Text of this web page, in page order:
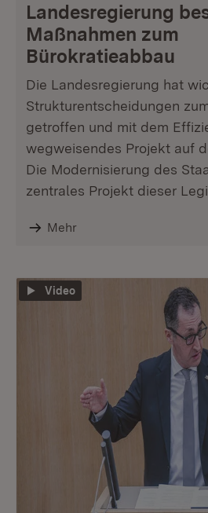
Landesregierung
Maßnahmen zum
Bürokratieabbau
Die Landesregierung hat
Strukturentscheidungen
getroffen und mit dem
wegweisendes Projekt auf
Die Modernisierung des
zentrales Projekt dieser
Mehr
Video